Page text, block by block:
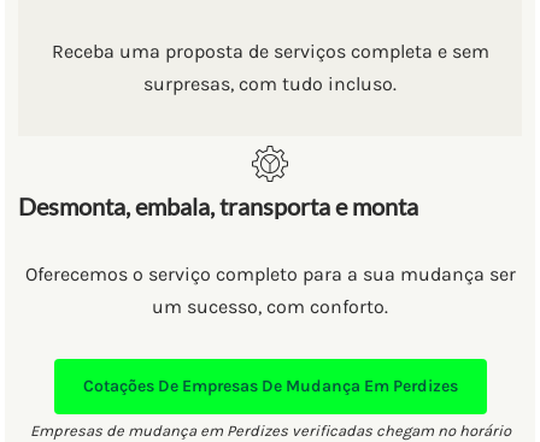
Receba uma proposta de serviços completa e sem
surpresas, com tudo incluso.
Desmonta, embala, transporta e monta
Oferecemos o serviço completo para a sua mudança ser
um sucesso, com conforto.
Cotações De Empresas De Mudança Em Perdizes
Empresas de mudança em Perdizes verificadas chegam no horário